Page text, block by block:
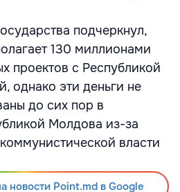
подчеркнул,
130 миллионами
проектов с Республикой
однако эти деньги не
до сих пор в
Молдова из-за
власти
новости Point.md в Google